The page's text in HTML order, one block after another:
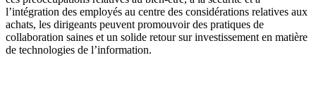
l’intégration des employés au centre des considérations relatives aux
achats, les dirigeants peuvent promouvoir des pratiques de
collaboration saines et un solide retour sur investissement en matière
de technologies de l’information.